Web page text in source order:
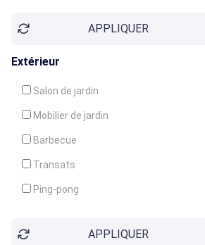
Balcon / Terrasse
APPLIQUER
Extérieur
Salon de jardin
Mobilier de jardin
Barbecue
Transats
Ping-pong
Jeux d'enfantsAPPLIQUER